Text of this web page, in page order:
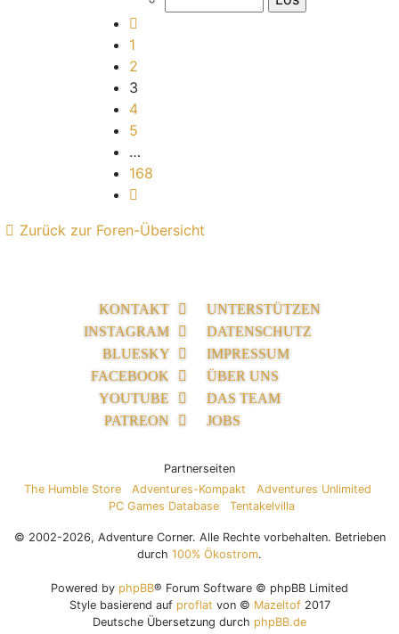
1
2
3
4
5
…
168
Zurück zur Foren-Übersicht
KONTAKT
INSTAGRAM
BLUESKY
FACEBOOK
YOUTUBE
PATREON
UNTERSTÜTZEN
DATENSCHUTZ
IMPRESSUM
ÜBER UNS
DAS TEAM
JOBS
Partnerseiten
The Humble Store
Adventures-Kompakt
Adventures Unlimited
PC Games Database
Tentakelvilla
© 2002-2026, Adventure Corner. Alle Rechte vorbehalten. Betrieben
durch 100% Ökostrom.
Powered by phpBB® Forum Software © phpBB Limited
Style basierend auf proflat von © Mazeltof2017
Deutsche Übersetzung durch phpBB.de